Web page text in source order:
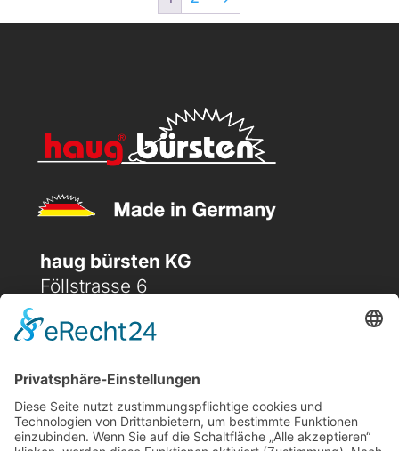
haug bürsten KG
Föllstrasse 6
 (+49) 08231 / 96 30 96
 office@haugbuersten.de